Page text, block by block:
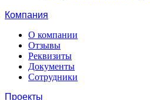
Компания
О компании
Отзывы
Реквизиты
Документы
Сотрудники
Проекты